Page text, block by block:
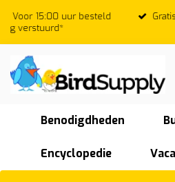
Gratis verzending vanaf €75,-*
Benodigdheden
Encyclopedie